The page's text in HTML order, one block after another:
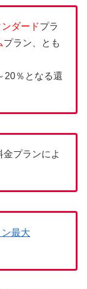
ダードプラ
プラン、とも
20％となる還
プランによ
最大